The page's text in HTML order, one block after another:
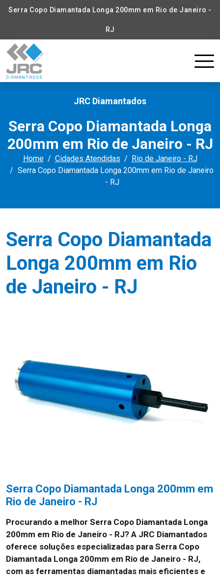
Serra Copo Diamantada Longa 200mm em Rio de Janeiro -
RJ
JRC Diamantados
Serra Copo Diamantada Longa
200mm em Rio de Janeiro - RJ
Home Cidades Atendidas
Rio de Janeiro - RJ
Serra Copo Diamantada Longa 200mm em Rio de Janeiro
- RJ
Serra Copo Diamantada
Longa 200mm em Rio
de Janeiro - RJ
Serra Copo Diamantada Longa 200mm em
Rio de Janeiro - RJ
Procurando a melhor Serra Copo Diamantada Longa
200mm em Rio de Janeiro - RJ? A JRC Diamantados
oferece soluções especializadas para Serra Copo
Diamantada Longa 200mm em Rio de Janeiro - RJ,
com as ferramentas diamantadas mais eficientes e